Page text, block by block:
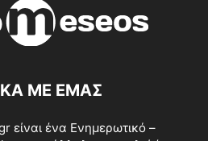
ΜΕ ΕΜΑΣ
είναι ένα Ενημερωτικό –